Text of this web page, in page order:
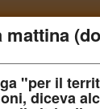
"per il
diceva